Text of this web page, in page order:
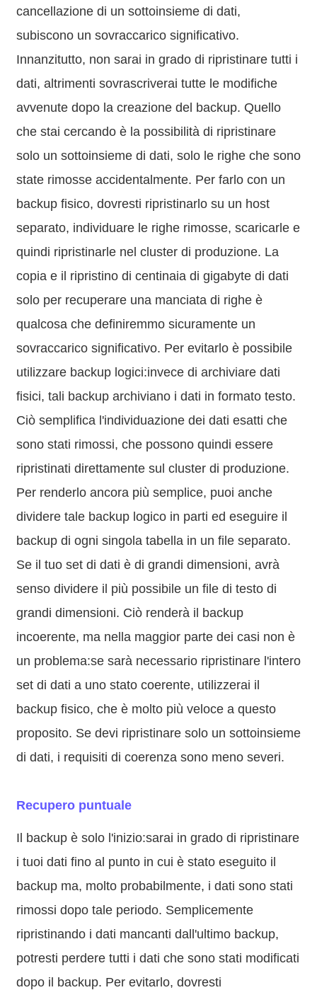
cancellazione di un sottoinsieme di dati,
subiscono un sovraccarico significativo.
Innanzitutto, non sarai in grado di ripristinare tutti i
dati, altrimenti sovrascriverai tutte le modifiche
avvenute dopo la creazione del backup. Quello
che stai cercando è la possibilità di ripristinare
solo un sottoinsieme di dati, solo le righe che sono
state rimosse accidentalmente. Per farlo con un
backup fisico, dovresti ripristinarlo su un host
separato, individuare le righe rimosse, scaricarle e
quindi ripristinarle nel cluster di produzione. La
copia e il ripristino di centinaia di gigabyte di dati
solo per recuperare una manciata di righe è
qualcosa che definiremmo sicuramente un
sovraccarico significativo. Per evitarlo è possibile
utilizzare backup logici:invece di archiviare dati
fisici, tali backup archiviano i dati in formato testo.
Ciò semplifica l'individuazione dei dati esatti che
sono stati rimossi, che possono quindi essere
ripristinati direttamente sul cluster di produzione.
Per renderlo ancora più semplice, puoi anche
dividere tale backup logico in parti ed eseguire il
backup di ogni singola tabella in un file separato.
Se il tuo set di dati è di grandi dimensioni, avrà
senso dividere il più possibile un file di testo di
grandi dimensioni. Ciò renderà il backup
incoerente, ma nella maggior parte dei casi non è
un problema:se sarà necessario ripristinare l'intero
set di dati a uno stato coerente, utilizzerai il
backup fisico, che è molto più veloce a questo
proposito. Se devi ripristinare solo un sottoinsieme
di dati, i requisiti di coerenza sono meno severi.
Recupero puntuale
Il backup è solo l'inizio:sarai in grado di ripristinare
i tuoi dati fino al punto in cui è stato eseguito il
backup ma, molto probabilmente, i dati sono stati
rimossi dopo tale periodo. Semplicemente
ripristinando i dati mancanti dall'ultimo backup,
potresti perdere tutti i dati che sono stati modificati
dopo il backup. Per evitarlo, dovresti